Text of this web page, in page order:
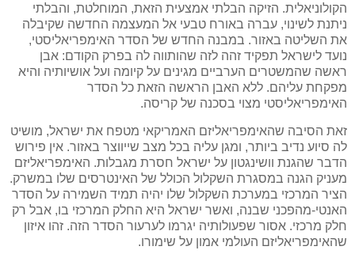
הקולוניאלית. הזיקה הבלתי אמצעית הזאת, המוחלטת, והבלתי
ניתנת לשינוי, עברה באורח טבעי אל המעצמה החדשה שקיבלה
את השליטה באזור. במבנה החדש של הסדר האימפריאליסטי,
נועד לישראל תפקיד זהה לזה שהותווה לה בפרק הקודם: אבן
ראשה שהמשטרים הערביים מגינים על קיומה ועל אושיותיה והיא
מפקחת עליהם. ללא האבן הראשה הזאת כל הסדר
האימפריאליסטי מצוי בסכנה של קריסה.
זאת הסיבה שהאימפריאליזם האמריקאי מטפח את ישראל, מושיט
לה סיוע נדיב ביותר, ומגן עליה בכל מצב שייווצר באזור. אין פירוש
הדבר שהגנת וושינגטון על ישראל חסרת מגבלות. האימפריאליזם
מעניק הגנה במסגרת השקלול הכולל של האינטרסים שלו במשרק.
הציר המרכזי במערכת השקלול שלו יהיה תמיד השמירה על הסדר
האנטי-מהפכני שבנה, ואשר ישראל היא החלק המרכזי בו, אבל רק
חלק מרכזי. אסור שפעולותיה יגרמו לערעור הסדר הזה. זהו איזון
שהאימפריאליזם העולמי אמון על שימורו.